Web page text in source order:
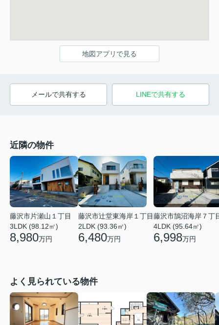
地図アプリで見る
メールで共有する LINEで共有する
近隣の物件
藤沢市片瀬山１丁目
3LDK (98.12㎡)
8,980万円
藤沢市辻堂東海岸１丁目
2LDK (93.36㎡)
6,480万円
藤沢市鵠沼海岸７丁
4LDK (95.64㎡)
6,998万円
よく見られている物件